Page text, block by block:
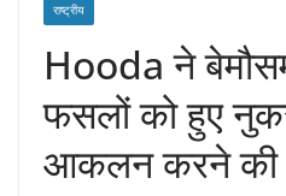
राष्ट्रीय
Hooda ने
फसलों को हुए
आकलन करने की